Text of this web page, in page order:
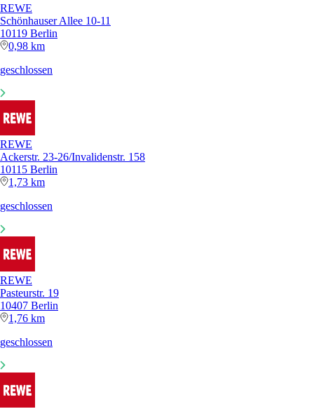
REWE
Schönhauser Allee 10-11
10119 Berlin
0,98 km
geschlossen
REWE
Ackerstr. 23-26/Invalidenstr. 158
10115 Berlin
1,73 km
geschlossen
REWE
Pasteurstr. 19
10407 Berlin
1,76 km
geschlossen